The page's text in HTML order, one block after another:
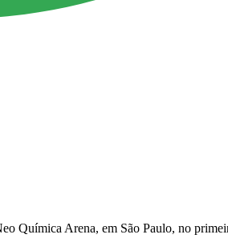
Química Arena, em São Paulo, no